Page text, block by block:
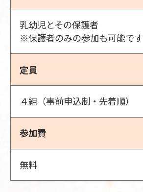
乳幼児とその保護者
※保護者のみの参加も可能です
定員
４組（事前申込制・先着順）
参加費
無料